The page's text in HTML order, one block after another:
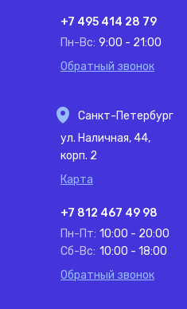
+7 495 414 28 79
Пн-Вс: 9:00 - 21:00
Обратный звонок
Санкт-Петербург
ул. Наличная, 44,
корп. 2
Карта
+7 812 467 49 98
Пн-Пт: 10:00 - 20:00
Сб-Вс: 10:00 - 18:00
Обратный звонок